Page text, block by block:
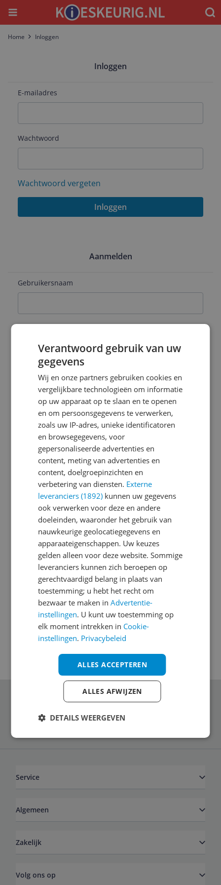
Menu
Home Inloggen
Inloggen
E-mailadres
Wachtwoord
Wachtwoord vergeten
Inloggen
Aanmelden
Gebruikersnaam
Wachtwoord
Je wachtwoord moet minimaal 6 karakters
bevatten
Wachtwoord herhalen
Ik ga akkoord met deAlgemene Voorwaarden
en hetprivacy statementvan Reshift
Ik ontvang graag interessante acties en
aanbiedingen van Kieskeurig.nl en
Digitalvia e-mail
Aanmelden
Schrijf je in voor onze nieuwsbrief
Service
Algemeen
Zakelijk
Volg ons op
Verantwoord gebruik van uw
gegevens
Wij en onze partners gebruiken cookies en
vergelijkbare technologieën om informatie
op uw apparaat op te slaan en te openen
en om persoonsgegevens te verwerken,
zoals uw IP-adres, unieke identificatoren
en browsegegevens, voor
gepersonaliseerde advertenties en
content, meting van advertenties en
content, doelgroepinzichten en
verbetering van diensten. Externe
leveranciers (1892) kunnen uw gegevens
ook verwerken voor deze en andere
doeleinden, waaronder het gebruik van
nauwkeurige geolocatiegegevens en
apparaateigenschappen. Uw keuzes
gelden alleen voor deze website. Sommige
leveranciers kunnen zich beroepen op
gerechtvaardigd belang in plaats van
toestemming; u hebt het recht om
bezwaar te maken inAdvertentie-
instellingen. U kunt uw toestemming op
elk moment intrekken in Cookie-
instellingen. Privacybeleid
ALLES ACCEPTEREN
ALLES AFWIJZEN
DETAILS WEERGEVEN